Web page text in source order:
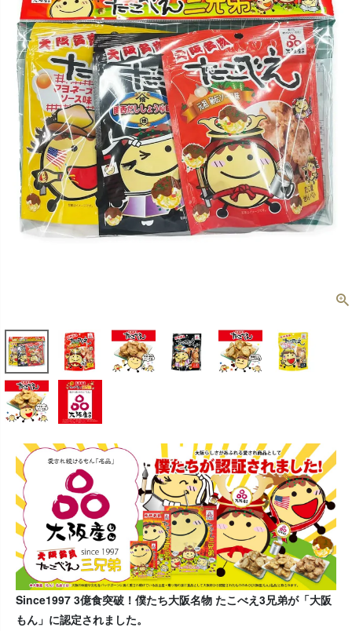
Since1997 3億食突破！僕たち大阪名物 たこべえ3兄弟が「大阪
もん」に認定されました。